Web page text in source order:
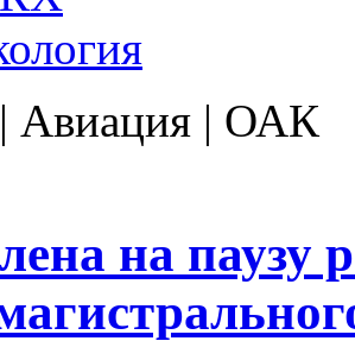
| Авиация | ОАК
на паузу